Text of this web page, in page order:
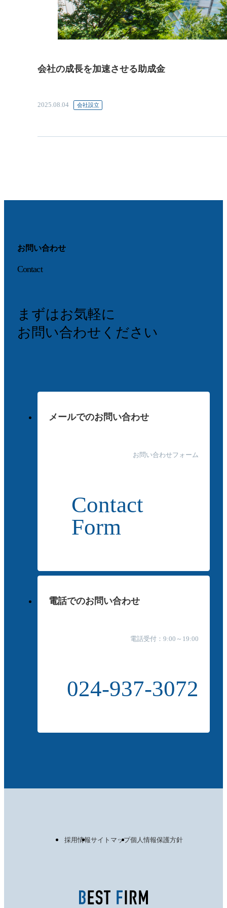
会社の成長を加速させる助成金
2025.08.04 会社設立
お問い合わせ
Contact
まずはお気軽に
お問い合わせください
メールでのお問い合わせ
お問い合わせフォーム
Contact
Form
電話でのお問い合わせ
電話受付：9:00～19:00
024-937-3072
採用情報サイトマップ個人情報保護方針